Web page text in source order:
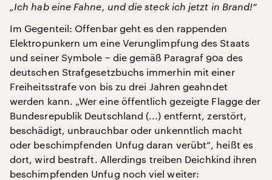
„Ich hab eine Fahne, und die steck ich jetzt in Brand!“
Im Gegenteil: Offenbar geht es den rappenden
Elektropunkern um eine Verunglimpfung des Staats
und seiner Symbole − die gemäß Paragraf 90a des
deutschen Strafgesetzbuchs immerhin mit einer
Freiheitsstrafe von bis zu drei Jahren geahndet
werden kann. „Wer eine öffentlich gezeigte Flagge der
Bundesrepublik Deutschland (...) entfernt, zerstört,
beschädigt, unbrauchbar oder unkenntlich macht
oder beschimpfenden Unfug daran verübt“, heißt es
dort, wird bestraft. Allerdings treiben Deichkind ihren
beschimpfenden Unfug noch viel weiter: